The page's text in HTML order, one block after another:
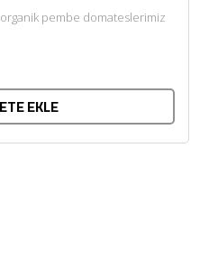
pembe domateslerimiz
EKLE